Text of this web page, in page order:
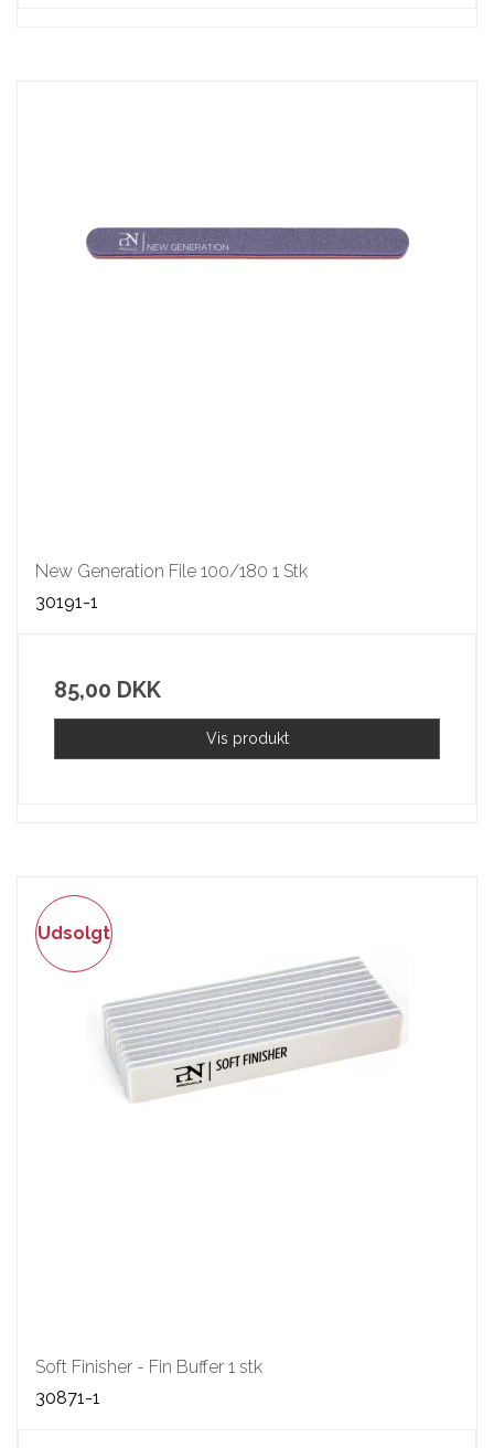
New Generation File 100/180 1 Stk
30191-1
85,00 DKK
Vis produkt
Udsolgt
Soft Finisher - Fin Buffer 1 stk
30871-1